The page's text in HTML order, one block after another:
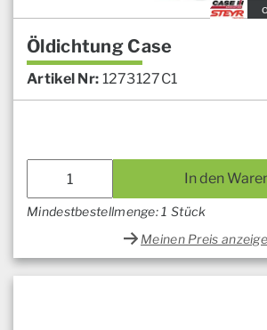
Öldichtung Case
Artikel Nr: 1273127C1
In den
Mindestbestellmenge: 1 Stück
Meinen Preis